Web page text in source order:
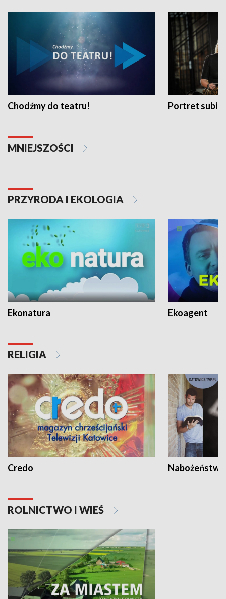
Chodźmy do teatru! Portret
MNIEJSZOŚCI
PRZYRODA I EKOLOGIA
Ekonatura Ekoagent
RELIGIA
Credo
ROLNICTWO I WIEŚ